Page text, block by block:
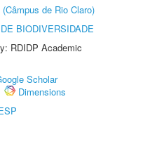
de Rio Claro)
BIODIVERSIDADE
RDIDP Academic
Scholar
Dimensions